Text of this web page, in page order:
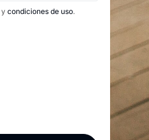
y condiciones de uso.